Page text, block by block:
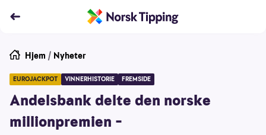
Hjem / Nyheter
EUROJACKPOT VINNERHISTORIE FREMSIDE
Andelsbank delte den norske
millionpremien –